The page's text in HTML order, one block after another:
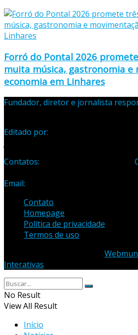
Forró do Pontal 2026
muita música, gastronomia e
economia em Linhares
Fundador, diretor e jornalista
Editado por:
Contatos:
Email:
Contato
Homepage
Política de privacidade
Termos de uso
Interativas
No Result
View All Result
Início